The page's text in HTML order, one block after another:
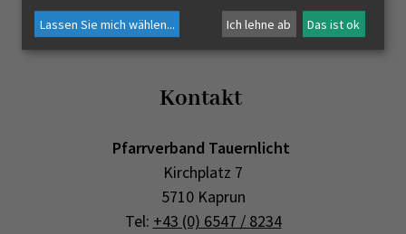
Kontakt
Pfarrverband Tauernlicht
Kirchplatz 7
5710 Kaprun
Tel: +43 (0) 6547 / 8234
Lassen Sie mich wählen... Ich lehne ab Das ist ok